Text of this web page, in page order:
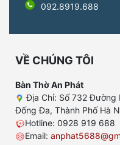
092.8919.688
VỀ CHÚNG TÔI
Bàn Thờ An Phát
Địa Chỉ: Số 732 Đường
Đống Đa, Thành Phố Hà
Hotline: 0928 919 688
Email: